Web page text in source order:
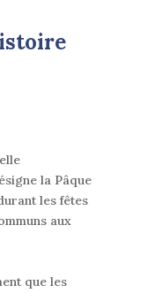
la Pâque
les fêtes
aux
que les